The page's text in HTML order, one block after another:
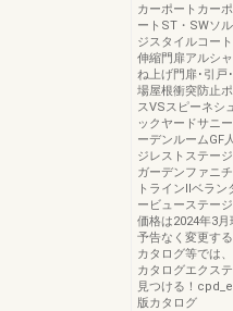
カーポートカー
ートST・SWソ
ジスタイルコー
伸縮門扉アルシ
ね上げ門扉･引戸
場屋根衝突防止
スVSスピーネシ
ックヤードサニ
ーデンルームGF
ジレストステー
ガーデンファニ
トラインⅡベラ
ービューステー
価格は2024年3
予告なく変更す
カタログ等では
カタログエクス
見つける！
版カタログ